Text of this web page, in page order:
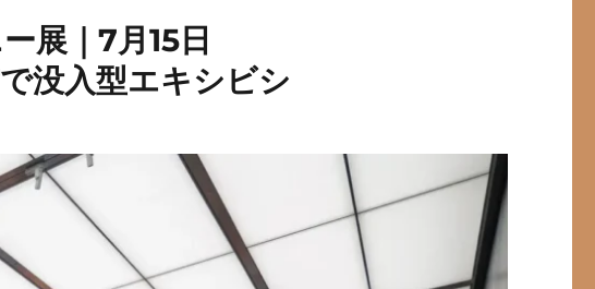
展｜7月15日
没入型エキシビシ